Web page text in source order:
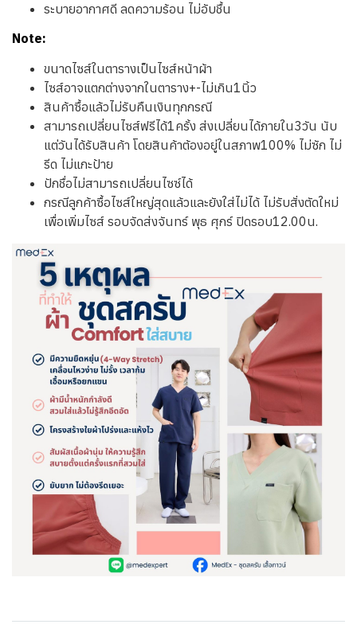
ระบายอากาศดี ลดความร้อน ไม่อับชื้น
Note:
ขนาดไซส์ในตารางเป็นไซส์หน้าผ้า
ไซส์อาจแตกต่างจากในตาราง+-ไม่เกิน1นิ้ว
สินค้าซื้อแล้วไม่รับคืนเงินทุกกรณี
สามารถเปลี่ยนไซส์ฟรีได้1ครั้ง ส่งเปลี่ยนได้ภายใน3วัน นับ
แต่วันได้รับสินค้า โดยสินค้าต้องอยู่ในสภาพ100% ไม่ซัก ไม่
รีด ไม่แกะป้าย
ปักชื่อไม่สามารถเปลี่ยนไซซ์ได้
กรณีลูกค้าซื้อไซส์ใหญ่สุดแล้วและยังใส่ไม่ได้ ไม่รับสั่งตัดใหม่
เพื่อเพิ่มไซส์ รอบจัดส่งจันทร์ พุธ ศุกร์ ปิดรอบ12.00น.